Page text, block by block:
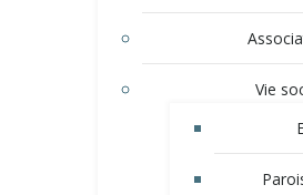
Vie